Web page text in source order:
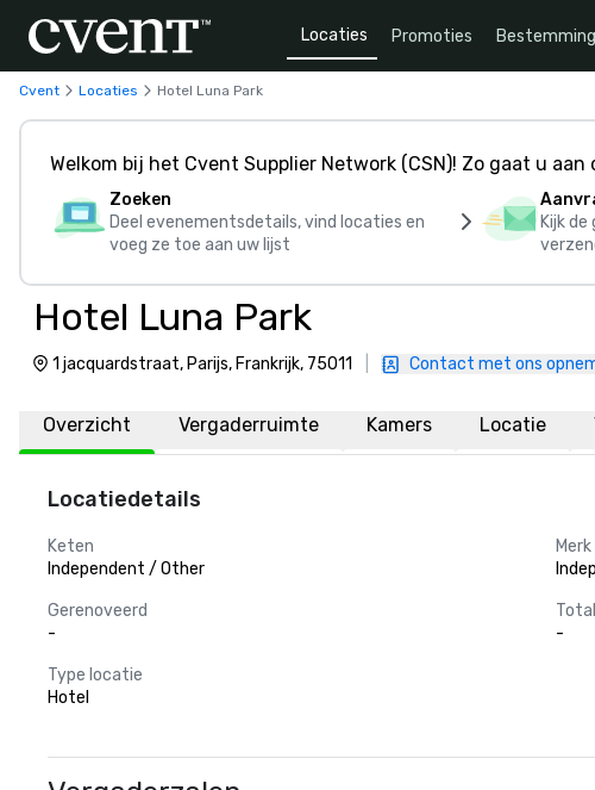
Locaties Promoties
Cvent Locaties Hotel Luna Park
Welkom bij het Cvent Supplier Network (CSN)! Zo gaat u aan
Zoeken
Deel evenementsdetails, vind locaties en
voeg ze toe aan uw lijst
Kijk
Hotel Luna Park
1 jacquardstraat, Parijs, Frankrijk, 75011 Contact met ons
Overzicht Vergaderruimte Kamers Locatie
Locatiedetails
Keten
Independent / Other
Merk
Gerenoveerd
-
-
Type locatie
Hotel